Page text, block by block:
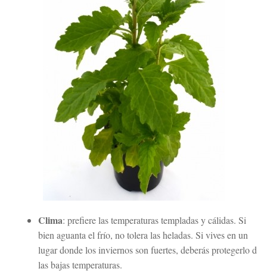
Clima: prefiere las temperaturas templadas y cálidas. Si
bien aguanta el frío, no tolera las heladas. Si vives en un
lugar donde los inviernos son fuertes, deberás protegerlo d
las bajas temperaturas.